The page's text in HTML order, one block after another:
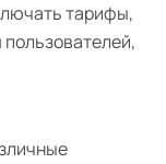
тарифы,